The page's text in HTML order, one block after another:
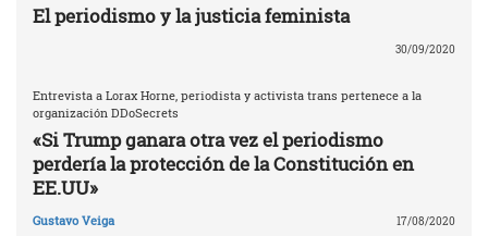
El periodismo y la justicia feminista
30/09/2020
Entrevista a Lorax Horne, periodista y activista trans pertenece a la
organización DDoSecrets
«Si Trump ganara otra vez el periodismo
perdería la protección de la Constitución en
EE.UU»
Gustavo Veiga 17/08/2020